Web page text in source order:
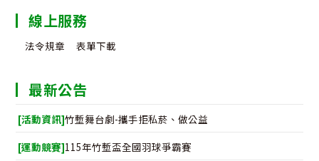
線上服務
法令規章 表單下載
最新公告
[活動資訊]竹塹舞台劇-攜手拒私菸、做公益
[運動競賽]115年竹塹盃全國羽球爭霸賽